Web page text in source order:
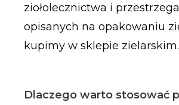
ziołolecznictwa i
opisanych na opakowaniu
kupimy w sklepie zielarskim.
Dlaczego warto stosować